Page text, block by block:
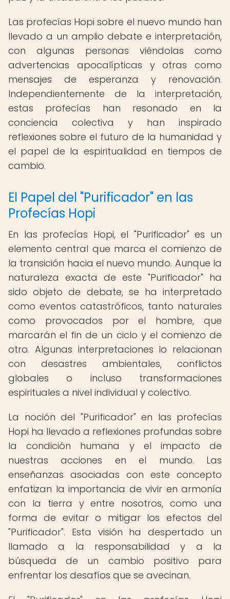
Las profecías Hopi sobre el nuevo mundo han
llevado a un amplio debate e interpretación,
con algunas personas viéndolas como
advertencias apocalípticas y otras como
mensajes de esperanza y renovación.
Independientemente de la interpretación,
estas profecías han resonado en la
conciencia colectiva y han inspirado
reflexiones sobre el futuro de la humanidad y
el papel de la espiritualidad en tiempos de
cambio.
El Papel del "Purificador" en las
Profecías Hopi
En las profecías Hopi, el "Purificador" es un
elemento central que marca el comienzo de
la transición hacia el nuevo mundo. Aunque la
naturaleza exacta de este "Purificador" ha
sido objeto de debate, se ha interpretado
como eventos catastróficos, tanto naturales
como provocados por el hombre, que
marcarán el fin de un ciclo y el comienzo de
otro. Algunas interpretaciones lo relacionan
con desastres ambientales, conflictos
globales o incluso transformaciones
espirituales a nivel individual y colectivo.
La noción del "Purificador" en las profecías
Hopi ha llevado a reflexiones profundas sobre
la condición humana y el impacto de
nuestras acciones en el mundo. Las
enseñanzas asociadas con este concepto
enfatizan la importancia de vivir en armonía
con la tierra y entre nosotros, como una
forma de evitar o mitigar los efectos del
"Purificador". Esta visión ha despertado un
llamado a la responsabilidad y a la
búsqueda de un cambio positivo para
enfrentar los desafíos que se avecinan.